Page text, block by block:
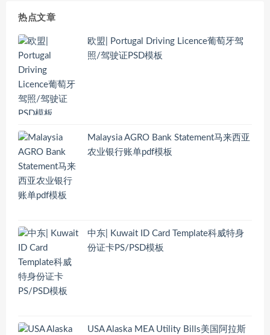
热点文章
欧盟| Portugal Driving Licence葡萄牙驾
照/驾驶证PSD模板
Malaysia AGRO Bank Statement马来西亚
农业银行账单pdf模板
中东| Kuwait ID Card Template科威特身
份证卡PS/PSD模板
USA Alaska MEA Utility Bills美国阿拉斯